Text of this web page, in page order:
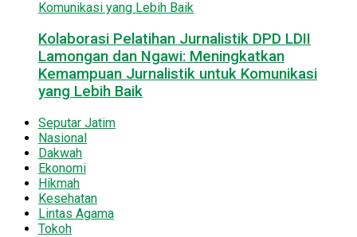
Kolaborasi Pelatihan Jurnalistik DPD LDII
Lamongan dan Ngawi: Meningkatkan
Kemampuan Jurnalistik untuk Komunikasi
yang Lebih Baik
Seputar Jatim
Nasional
Dakwah
Ekonomi
Hikmah
Kesehatan
Lintas Agama
Tokoh